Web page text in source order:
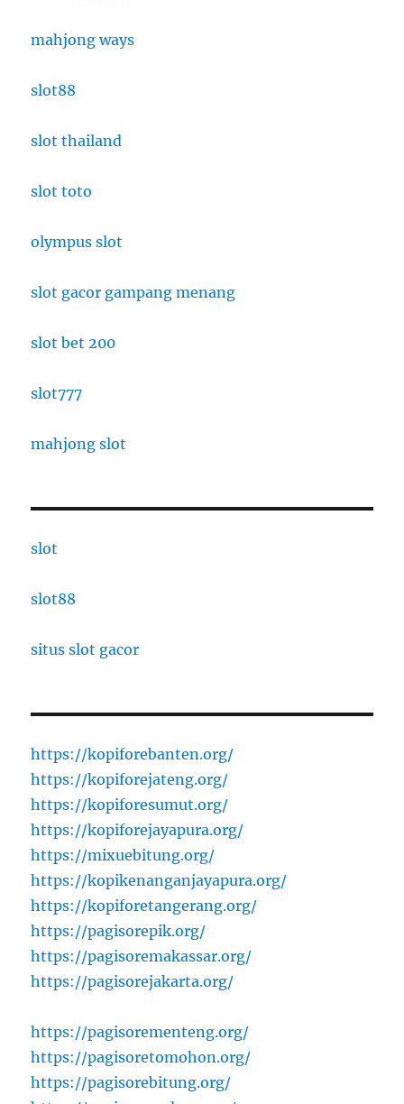
mahjong ways
slot88
slot thailand
slot toto
olympus slot
slot gacor gampang menang
slot bet 200
slot777
mahjong slot
slot
slot88
situs slot gacor
https://kopiforebanten.org/
https://kopiforejateng.org/
https://kopiforesumut.org/
https://kopiforejayapura.org/
https://mixuebitung.org/
https://kopikenanganjayapura.org/
https://kopiforetangerang.org/
https://pagisorepik.org/
https://pagisoremakassar.org/
https://pagisorejakarta.org/
https://pagisorementeng.org/
https://pagisoretomohon.org/
https://pagisorebitung.org/